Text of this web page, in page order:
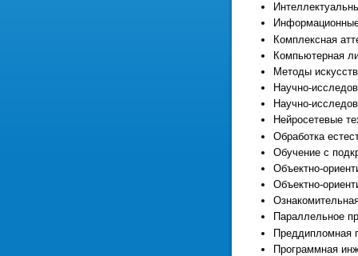
Комплексная
Компьютерная
Методы
Научно-
Научно-
Нейросетевые
Обработка
Обучение с
Объектно-
Объектно-
Параллельное
Преддипломная
Программная